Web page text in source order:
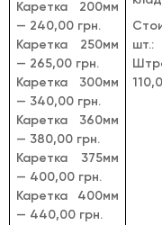
Каретка 200мм
— 240,00 грн.
Каретка 250мм
— 265,00 грн.
Каретка 300мм
— 340,00 грн.
Каретка 360мм
— 380,00 грн.
Каретка 375мм
— 400,00 грн.
Каретка 400мм
— 440,00 грн.
шт.:
110